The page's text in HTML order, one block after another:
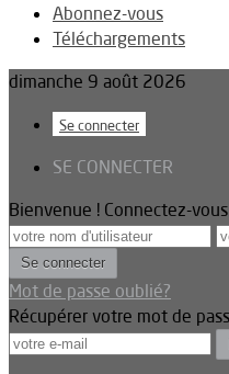
Abonnez-vous
Téléchargements
dimanche 9 août 2026
Se connecter
SE CONNECTER
Bienvenue ! Connectez-
Mot de passe oublié?
Récupérer votre mot de